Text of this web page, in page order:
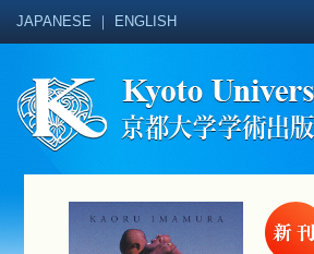
JAPANESE ｜ ENGLISH